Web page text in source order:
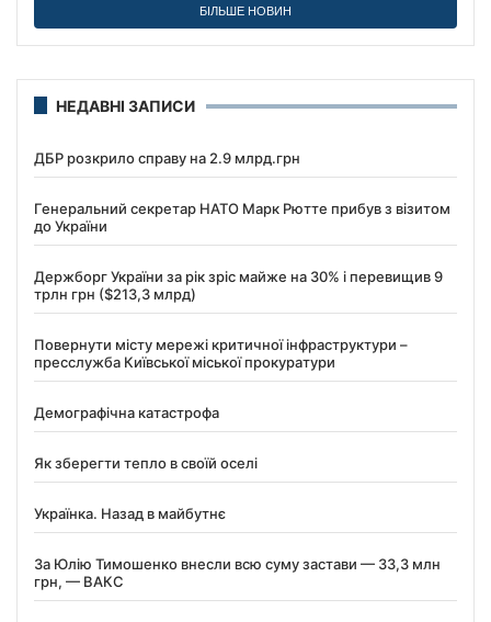
БІЛЬШЕ НОВИН
НЕДАВНІ ЗАПИСИ
ДБР розкрило справу на 2.9 млрд.грн
Генеральний секретар НАТО Марк Рютте прибув з візитом
до України
Держборг України за рік зріс майже на 30% і перевищив 9
трлн грн ($213,3 млрд)
Повернути місту мережі критичної інфраструктури –
пресслужба Київської міської прокуратури
Демографічна катастрофа
Як зберегти тепло в своїй оселі
Українка. Назад в майбутнє
За Юлію Тимошенко внесли всю суму застави — 33,3 млн
грн, — ВАКС